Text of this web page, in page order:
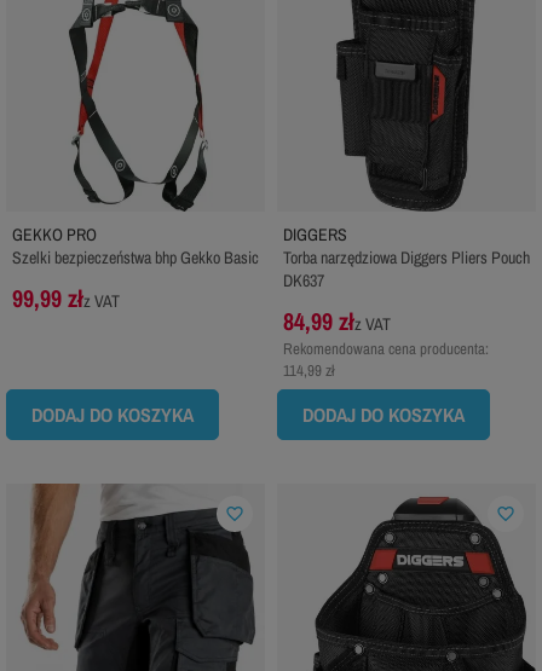
GEKKO PRO
Szelki bezpieczeństwa bhp Gekko Basic
99,99 złz VAT
DODAJ DO KOSZYKA
DIGGERS
Torba narzędziowa Diggers Pliers Pouch
DK637
84,99 złz VAT
Rekomendowana cena producenta:
114,99 zł
DODAJ DO KOSZYKA
favorite_border favorite_border